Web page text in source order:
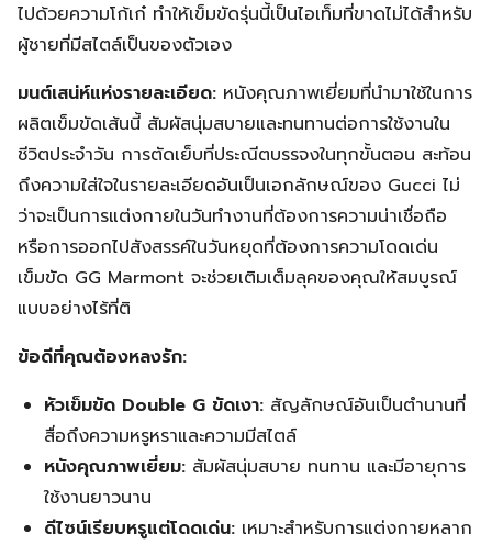
ไปด้วยความโก้เก๋ ทำให้เข็มขัดรุ่นนี้เป็นไอเท็มที่ขาดไม่ได้สำหรับ
ผู้ชายที่มีสไตล์เป็นของตัวเอง
มนต์เสน่ห์แห่งรายละเอียด: หนังคุณภาพเยี่ยมที่นำมาใช้ในการ
ผลิตเข็มขัดเส้นนี้ สัมผัสนุ่มสบายและทนทานต่อการใช้งานใน
ชีวิตประจำวัน การตัดเย็บที่ประณีตบรรจงในทุกขั้นตอน สะท้อน
ถึงความใส่ใจในรายละเอียดอันเป็นเอกลักษณ์ของ Gucci ไม่
ว่าจะเป็นการแต่งกายในวันทำงานที่ต้องการความน่าเชื่อถือ
หรือการออกไปสังสรรค์ในวันหยุดที่ต้องการความโดดเด่น
เข็มขัด GG Marmont จะช่วยเติมเต็มลุคของคุณให้สมบูรณ์
แบบอย่างไร้ที่ติ
ข้อดีที่คุณต้องหลงรัก:
หัวเข็มขัด Double G ขัดเงา: สัญลักษณ์อันเป็นตำนานที่
สื่อถึงความหรูหราและความมีสไตล์
หนังคุณภาพเยี่ยม: สัมผัสนุ่มสบาย ทนทาน และมีอายุการ
ใช้งานยาวนาน
ดีไซน์เรียบหรูแต่โดดเด่น: เหมาะสำหรับการแต่งกายหลาก